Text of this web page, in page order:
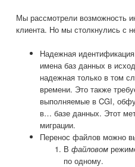
Мы рассмотрели возможность
клиента. Но мы столкнулись с
Надежная
имена баз данных в
надежная только в том
времени. Это также
выполняемые в CGI,
в… базе данных. Этот
миграции.
Перенос файлов можно
В файловом
по одному.